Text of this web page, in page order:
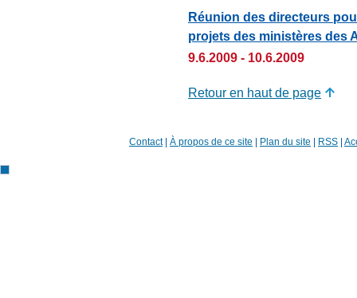
Réunion des directeurs
projets des ministères des
9.6.2009 - 10.6.2009
Retour en haut de page
Contact| À propos de ce site | Plan du site | RSS |